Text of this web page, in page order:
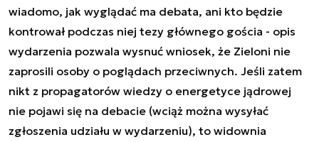
wiadomo, jak wyglądać ma debata, ani kto będzie
kontrował podczas niej tezy głównego gościa - opis
wydarzenia pozwala wysnuć wniosek, że Zieloni nie
zaprosili osoby o poglądach przeciwnych. Jeśli zatem
nikt z propagatorów wiedzy o energetyce jądrowej
nie pojawi się na debacie (wciąż można wysyłać
zgłoszenia udziału w wydarzeniu), to widownia